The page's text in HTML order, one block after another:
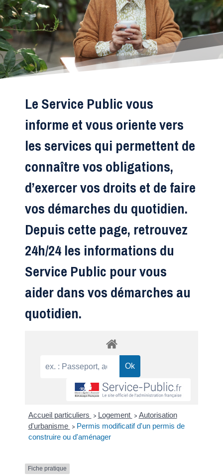
Le Service Public vous
informe et vous oriente vers
les services qui permettent de
connaître vos obligations,
d’exercer vos droits et de faire
vos démarches du quotidien.
Depuis cette page, retrouvez
24h/24 les informations du
Service Public pour vous
aider dans vos démarches au
quotidien.
Accueil particuliers > Logement > Autorisation
d'urbanisme > Permis modificatif d'un permis de
construire ou d'aménager
Fiche pratique